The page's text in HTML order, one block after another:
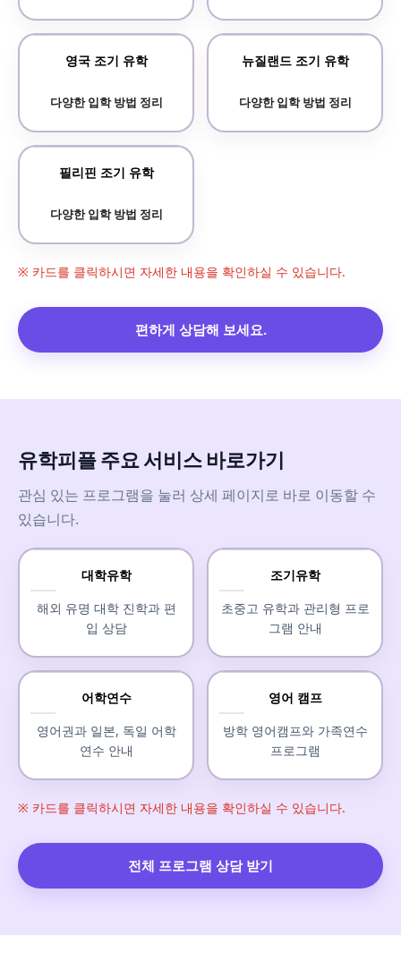
영국 조기 유학
다양한 입학 방법 정리
뉴질랜드 조기 유학
다양한 입학 방법 정리
필리핀 조기 유학
다양한 입학 방법 정리
※ 카드를 클릭하시면 자세한 내용을 확인하실 수 있습니다.
편하게 상담해 보세요.
유학피플 주요 서비스 바로가기
관심 있는 프로그램을 눌러 상세 페이지로 바로 이동할 수
있습니다.
대학유학
해외 유명 대학 진학과 편
입 상담
조기유학
초중고 유학과 관리형 프로
그램 안내
어학연수
영어권과 일본, 독일 어학
연수 안내
영어 캠프
방학 영어캠프와 가족연수
프로그램
※ 카드를 클릭하시면 자세한 내용을 확인하실 수 있습니다.
전체 프로그램 상담 받기